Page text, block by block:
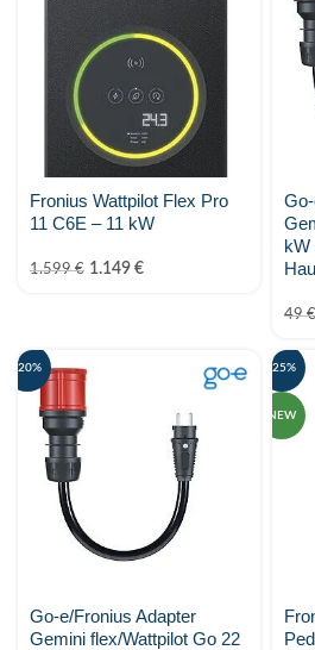
Shelly
SMA Solar
smappee
SOFAR
SOLAX Power
Solis
Stäubli
SunFUSE
Sunwoda Energy
Fronius Wattpilot Flex Pro
11 C6E – 11 kW
1.599€ 1.149 €
kW
49€
-20%
Go-e/Fronius Adapter
Gemini flex/Wattpilot Go 22
-25%
NEW